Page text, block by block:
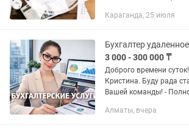
сертифицированный
более 20...
Караганда, 25 июля
3 000 - 300 000 ₸
Доброго времени суток! Меня зовут
Кристина. Буду рада
Вашей команды! - Полное ведение
ТОО (все виды
Алматы, вчера